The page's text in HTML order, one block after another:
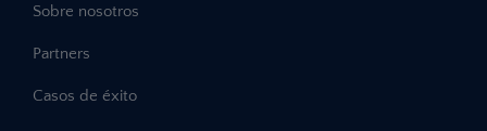
Sobre nosotros
Partners
Casos de éxito